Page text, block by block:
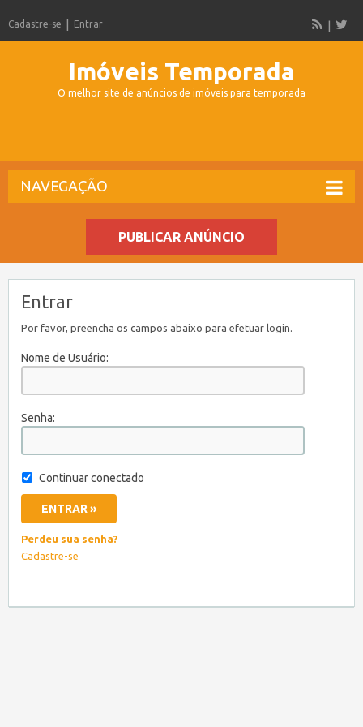
Cadastre-se Entrar
Imóveis Temporada
O melhor site de anúncios de imóveis para temporada
NAVEGAÇÃO
PUBLICAR ANÚNCIO
Entrar
Por favor, preencha os campos abaixo para efetuar login.
Nome de Usuário:
Senha:
Continuar conectado
Perdeu sua senha?
Cadastre-se